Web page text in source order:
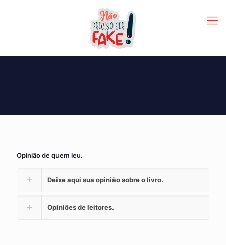
Opinião de quem leu.
Deixe aqui sua opinião sobre o livro.
Opiniões de leitores.